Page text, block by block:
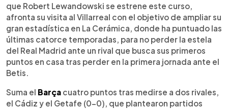
que Robert Lewandowski se estrene este curso,
afronta su visita al Villarreal con el objetivo de ampliar su
gran estadística en La Cerámica, donde ha puntuado las
últimas catorce temporadas, para no perder la estela
del Real Madrid ante un rival que busca sus primeros
puntos en casa tras perder en la primera jornada ante el
Betis.
Suma el Barça cuatro puntos tras medirse a dos rivales,
el Cádiz y el Getafe (0-0), que plantearon partidos